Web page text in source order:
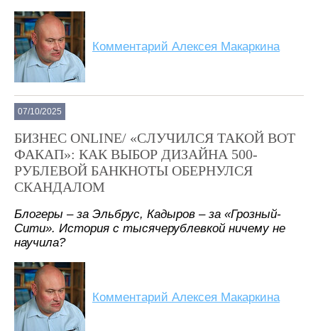
Комментарий Алексея Макаркина
07/10/2025
БИЗНЕС ONLINE/ «СЛУЧИЛСЯ ТАКОЙ ВОТ
ФАКАП»: КАК ВЫБОР ДИЗАЙНА 500-
РУБЛЕВОЙ БАНКНОТЫ ОБЕРНУЛСЯ
СКАНДАЛОМ
Блогеры – за Эльбрус, Кадыров – за «Грозный-
Сити». История с тысячерублевкой ничему не
научила?
Комментарий Алексея Макаркина